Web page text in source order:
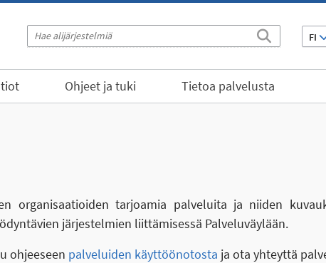
FI
Ohjeet ja tuki Tietoa palvelusta
organisaatioiden tarjoamia palveluita ja niiden
järjestelmien liittämisessä Palveluväylään.
ohjeeseen palveluiden käyttöönotosta ja ota yhteyttä